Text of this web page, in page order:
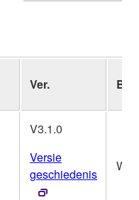
Ver.
V3.1.0
Versie
geschiedenis
Win